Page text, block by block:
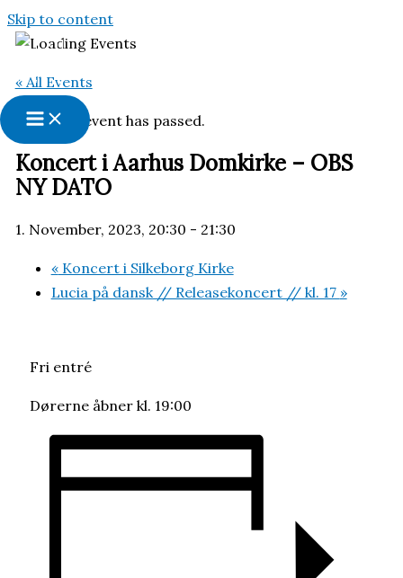
Skip to content
« All Events
This event has passed.
Koncert i Aarhus Domkirke – OBS
NY DATO
1. November, 2023, 20:30 - 21:30
«Koncert i Silkeborg Kirke
Lucia på dansk // Releasekoncert // kl. 17 »
Fri entré
Dørerne åbner kl. 19:00